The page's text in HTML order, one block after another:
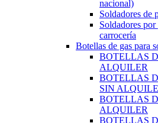
nacional)
Soldadores de
Soldadores
carrocería
Botellas de gas para
BOTELLAS
ALQUILER
BOTELLAS
SIN
BOTELLAS
ALQUILER
BOTELLAS